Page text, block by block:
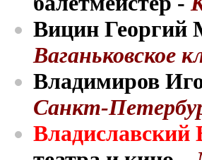
Вицин Георгий
Ваганьковское
Владимиров
Санкт-
Владиславский